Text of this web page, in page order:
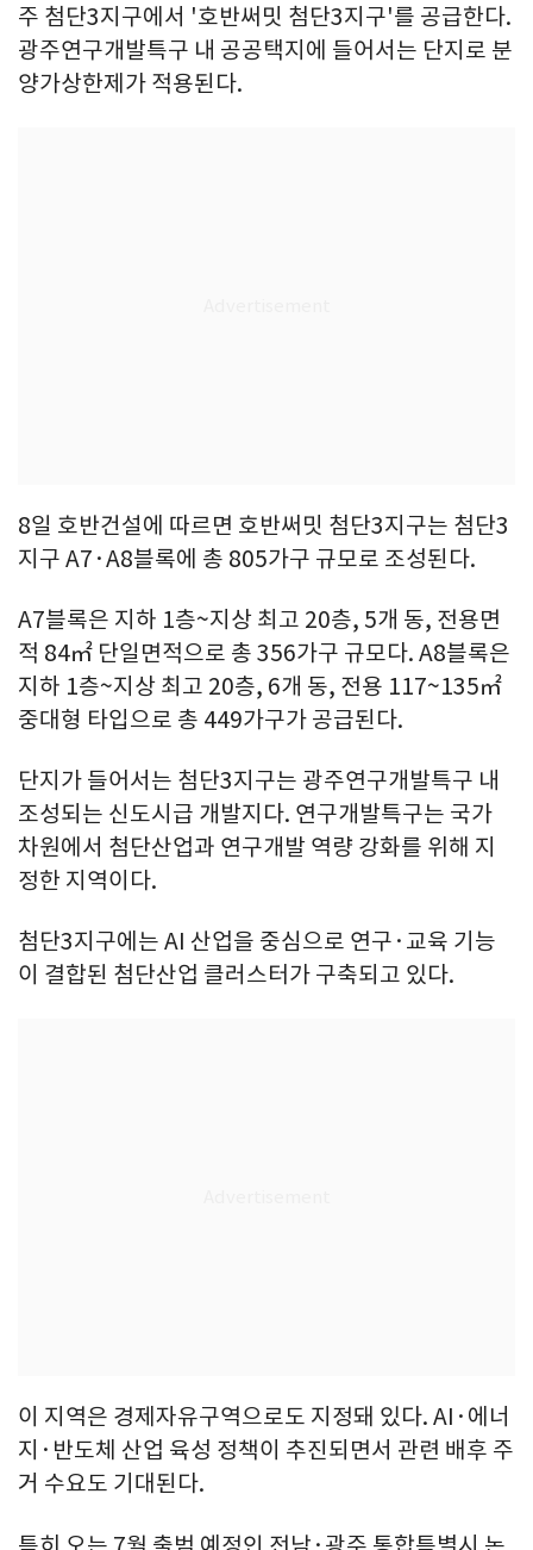
주 첨단3지구에서 '호반써밋 첨단3지구'를 공급한다.
광주연구개발특구 내 공공택지에 들어서는 단지로 분
양가상한제가 적용된다.
8일 호반건설에 따르면 호반써밋 첨단3지구는 첨단3
지구 A7·A8블록에 총 805가구 규모로 조성된다.
A7블록은 지하 1층~지상 최고 20층, 5개 동, 전용면
적 84㎡ 단일면적으로 총 356가구 규모다. A8블록은
지하 1층~지상 최고 20층, 6개 동, 전용 117~135㎡
중대형 타입으로 총 449가구가 공급된다.
단지가 들어서는 첨단3지구는 광주연구개발특구 내
조성되는 신도시급 개발지다. 연구개발특구는 국가
차원에서 첨단산업과 연구개발 역량 강화를 위해 지
정한 지역이다.
첨단3지구에는 AI 산업을 중심으로 연구·교육 기능
이 결합된 첨단산업 클러스터가 구축되고 있다.
이 지역은 경제자유구역으로도 지정돼 있다. AI·에너
지·반도체 산업 육성 정책이 추진되면서 관련 배후 주
거 수요도 기대된다.